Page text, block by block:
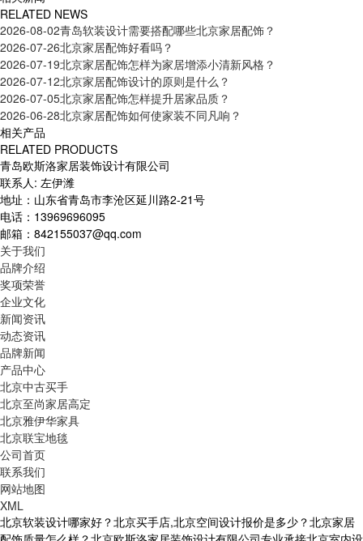
RELATED NEWS
2026-08-02青岛软装设计需要搭配哪些北京家居配饰？
2026-07-26北京家居配饰好看吗？
2026-07-19北京家居配饰怎样为家居增添小清新风格？
2026-07-12北京家居配饰设计的原则是什么？
2026-07-05北京家居配饰怎样提升居家品质？
2026-06-28北京家居配饰如何使家装不同凡响？
相关产品
RELATED PRODUCTS
青岛欧斯洛家居装饰设计有限公司
联系人: 左伊潍
地址：山东省青岛市李沧区延川路2-21号
电话：13969696095
邮箱：842155037@qq.com
关于我们
品牌介绍
奖项荣誉
企业文化
新闻资讯
动态资讯
品牌新闻
产品中心
北京中古买手
北京至尚家居高定
北京雅伊华家具
北京联宝地毯
公司首页
联系我们
网站地图
XML
北京软装设计哪家好？北京买手店,北京空间设计报价是多少？北京家居